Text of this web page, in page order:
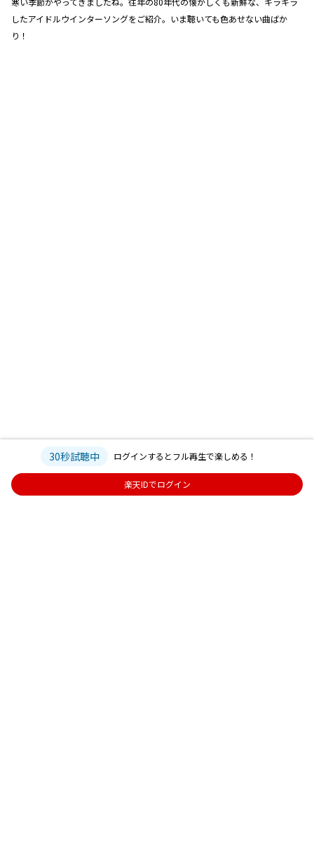
したアイドルウインターソングをご紹介。いま聴いても色あせない曲ばか
り！
30秒試聴中 ログインするとフル再生で楽しめる！
楽天IDでログイン